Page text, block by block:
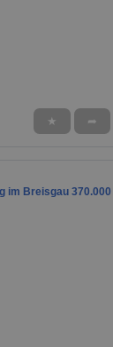
★ ➦
im Breisgau 370.000